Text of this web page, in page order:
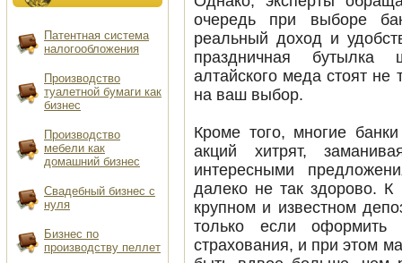
очередь при выборе
реальный доход и
праздничная бутылка
алтайского меда стоят не
на ваш выбор.
Кроме того, многие
акций хитрят,
интересными
далеко не так здорово. К
крупном и известном
только если
страхования, и при этом
Патентная система
налогообложения
производство
туалетной бумаги как
бизнес
производство
мебели как
домашний бизнес
свадебный бизнес с
нуля
бизнес по
производству пеллет